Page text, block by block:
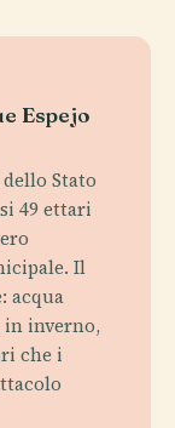
Espejo
Stato
49 ettari
Il
acqua
inverno,
che i